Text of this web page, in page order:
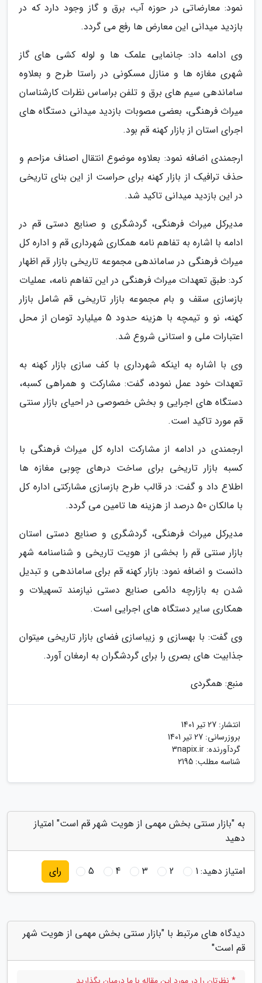
نمود: معارضاتی در حوزه آب، برق و گاز وجود دارد که در
بازدید میدانی این معارض ها رفع می گردد.
وی ادامه داد: جانمایی علمک ها و لوله کشی های گاز
شهری مغازه ها و منازل مسکونی در راستا طرح و بعلاوه
ساماندهی سیم های برق و تلفن براساس نظرات کارشناسان
میراث فرهنگی، بعضی مصوبات بازدید میدانی دستگاه های
اجرای استان از بازار کهنه قم بود.
ارجمندی اضافه نمود: بعلاوه موضوع انتقال اصناف مزاحم و
حذف ترافیک از بازار کهنه برای حراست از این بنای تاریخی
در این بازدید میدانی تاکید شد.
مدیرکل میراث فرهنگی، گردشگری و صنایع دستی قم در
ادامه با اشاره به تفاهم نامه همکاری شهرداری قم و اداره کل
میراث فرهنگی در ساماندهی مجموعه تاریخی بازار قم اظهار
کرد: طبق تعهدات میراث فرهنگی در این تفاهم نامه، عملیات
بازسازی سقف و بام مجموعه بازار تاریخی قم شامل بازار
کهنه، نو و تیمچه با هزینه حدود 5 میلیارد تومان از محل
اعتبارات ملی و استانی شروع شد.
وی با اشاره به اینکه شهرداری با کف سازی بازار کهنه به
تعهدات خود عمل نموده، گفت: مشارکت و همراهی کسبه،
دستگاه های اجرایی و بخش خصوصی در احیای بازار سنتی
قم مورد تاکید است.
ارجمندی در ادامه از مشارکت اداره کل میراث فرهنگی با
کسبه بازار تاریخی برای ساخت درهای چوبی مغازه ها
اطلاع داد و گفت: در قالب طرح بازسازی مشارکتی اداره کل
با مالکان 50 درصد از هزینه ها تامین می گردد.
مدیرکل میراث فرهنگی، گردشگری و صنایع دستی استان
بازار سنتی قم را بخشی از هویت تاریخی و شناسنامه شهر
دانست و اضافه نمود: بازار کهنه قم برای ساماندهی و تبدیل
شدن به بازارچه دائمی صنایع دستی نیازمند تسهیلات و
همکاری سایر دستگاه های اجرایی است.
وی گفت: با بهسازی و زیباسازی فضای بازار تاریخی میتوان
جذابیت های بصری را برای گردشگران به ارمغان آورد.
منبع: همگردی
انتشار: 27 تیر 1401
بروزرسانی: 27 تیر 1401
گردآورنده: 3napix.ir
شناسه مطلب: 2195
به "بازار سنتی بخش مهمی از هویت شهر قم است" امتیاز
دهید
امتیاز دهید:1
2
3
4
5 رای
دیدگاه های مرتبط با "بازار سنتی بخش مهمی از هویت شهر
قم است"